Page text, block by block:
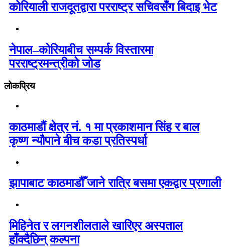
कोरियाली राजदूतद्वारा परराष्ट्र सचिवसँग बिदाइ भेट
नेपाल–कोरियाबीच सम्पर्क विस्तारमा
परराष्ट्रमन्त्रीको जोड
लोकप्रिय
काठमाडौं क्षेत्र नं. १ मा प्रकाशमान सिंह र बाल
कृष्ण न्यौपाने बीच कडा प्रतिस्पर्धा
झापाबाट काठमाडौँ जाने रात्रि बसमा एकद्वार प्रणाली
मिहिनेत र लगनशीलताले खारिएर अस्पताल
हाँक्दैछिन् कल्पना